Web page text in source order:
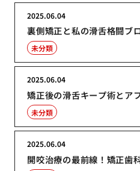
裏側矯正と私の滑舌格闘ブ
2025.06.04
未分類
矯正後の滑舌キープ術とア
2025.06.04
未分類
開咬治療の最前線！矯正歯
2025.06.04